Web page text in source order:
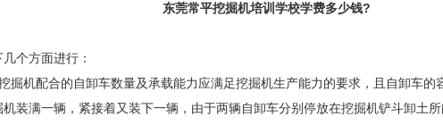
东莞常平挖掘机培训学校学费多少钱?
几个方面进行：
掘机配合的自卸车数量及承载能力应满足挖掘机生产能力的要求，且自卸车的
装满一辆，紧接着又装下一辆，由于两辆自卸车分别停放在挖掘机铲斗卸土